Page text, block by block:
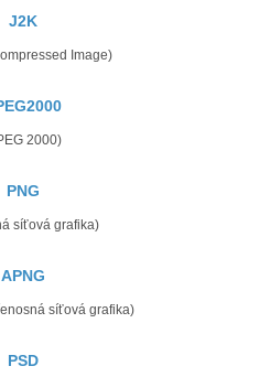
J2K
Image)
2000)
PNG
síťová grafika)
APNG
síťová grafika)
PSD